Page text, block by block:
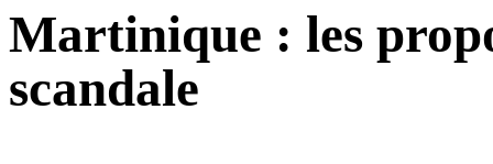
Martinique : les
scandale